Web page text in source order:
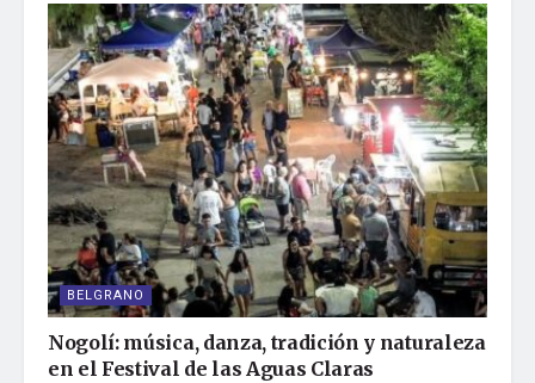
BELGRANO
Nogolí: música, danza, tradición y naturaleza
en el Festival de las Aguas Claras